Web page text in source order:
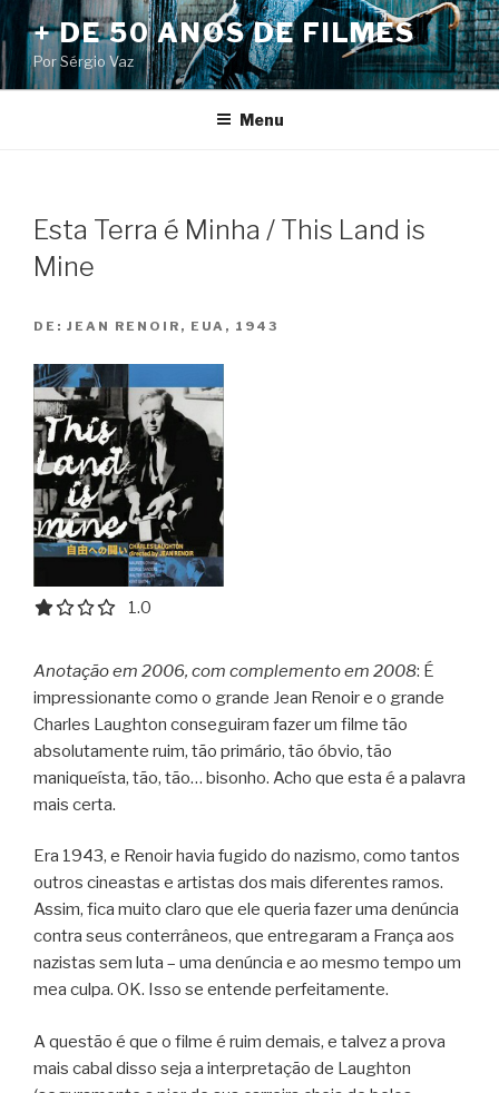
Pular
para
o
conteúdo
+ DE 50 ANOS DE FILMES
Por Sérgio Vaz
Menu
Esta Terra é Minha / This Land is
Mine
DE: JEAN RENOIR, EUA, 1943
1.0 out of 5.0 stars
1.0
Anotação em 2006, com complemento em 2008: É
impressionante como o grande Jean Renoir e o grande
Charles Laughton conseguiram fazer um filme tão
absolutamente ruim, tão primário, tão óbvio, tão
maniqueísta, tão, tão… bisonho. Acho que esta é a palavra
mais certa.
Era 1943, e Renoir havia fugido do nazismo, como tantos
outros cineastas e artistas dos mais diferentes ramos.
Assim, fica muito claro que ele queria fazer uma denúncia
contra seus conterrâneos, que entregaram a França aos
nazistas sem luta – uma denúncia e ao mesmo tempo um
mea culpa. OK. Isso se entende perfeitamente.
A questão é que o filme é ruim demais, e talvez a prova
mais cabal disso seja a interpretação de Laughton